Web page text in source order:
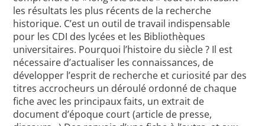
les résultats les plus récents de la recherche
historique. C’est un outil de travail indispensable
pour les CDI des lycées et les Bibliothèques
universitaires. Pourquoi l’histoire du siècle ? Il est
nécessaire d’actualiser les connaissances, de
développer l’esprit de recherche et curiosité par des
titres accrocheurs un déroulé ordonné de chaque
fiche avec les principaux faits, un extrait de
document d’époque court (article de presse,